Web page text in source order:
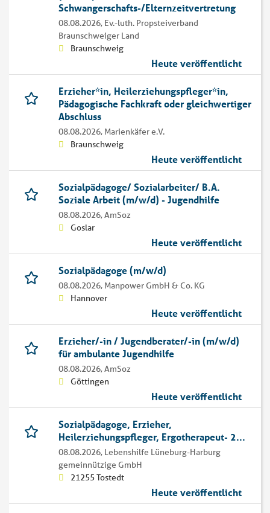
Schwangerschafts-/Elternzeitvertretung
08.08.2026, Ev.-luth. Propsteiverband
Braunschweiger Land
Braunschweig
Heute veröffentlicht
Erzieher*in, Heilerziehungspfleger*in,
Pädagogische Fachkraft oder gleichwertiger
Abschluss
08.08.2026, Marienkäfer e.V.
Braunschweig
Heute veröffentlicht
Sozialpädagoge/ Sozialarbeiter/ B.A.
Soziale Arbeit (m/w/d) - Jugendhilfe
08.08.2026,AmSoz
Goslar
Heute veröffentlicht
Sozialpädagoge (m/w/d)
08.08.2026, Manpower GmbH & Co. KG
Hannover
Heute veröffentlicht
Erzieher/-in / Jugendberater/-in (m/w/d)
für ambulante Jugendhilfe
08.08.2026,AmSoz
Göttingen
Heute veröffentlicht
Sozialpädagoge, Erzieher,
Heilerziehungspfleger, Ergotherapeut- 2...
08.08.2026, Lebenshilfe Lüneburg-Harburg
gemeinnützige GmbH
21255 Tostedt
Heute veröffentlicht